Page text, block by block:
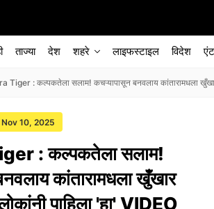
ताज्या देश शहरे लाइफस्टाइल विदेश
Tiger : कल्पकतेला सलाम! कचऱ्यापासून बनवलाय कांतारामधला
10, 2025
: कल्पकतेला सलाम!
कांतारामधला खुँखार
पाहिला 'हा' VIDEO